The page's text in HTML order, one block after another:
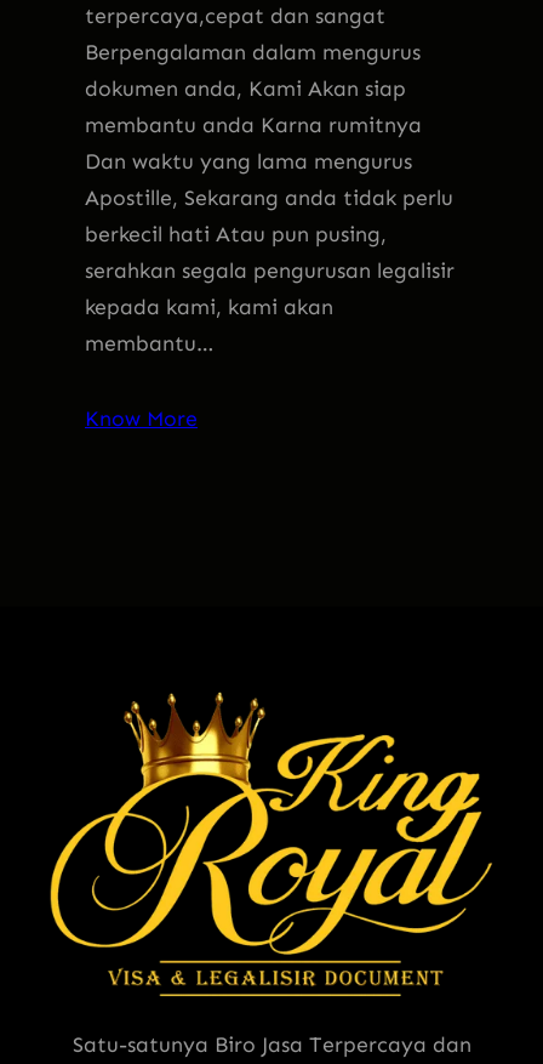
terpercaya,cepat dan sangat
Berpengalaman dalam mengurus
dokumen anda, Kami Akan siap
membantu anda Karna rumitnya
Dan waktu yang lama mengurus
Apostille, Sekarang anda tidak perlu
berkecil hati Atau pun pusing,
serahkan segala pengurusan legalisir
kepada kami, kami akan
membantu…
Know More
Satu-satunya Biro Jasa Terpercaya dan